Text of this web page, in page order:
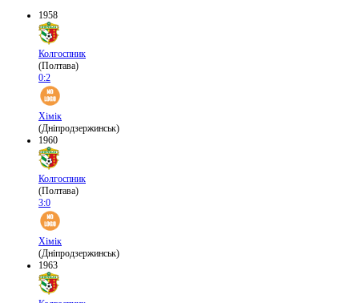
1958
Колгоспник
(Полтава)
0:2
Хімік
(Дніпродзержинськ)
1960
Колгоспник
(Полтава)
3:0
Хімік
(Дніпродзержинськ)
1963